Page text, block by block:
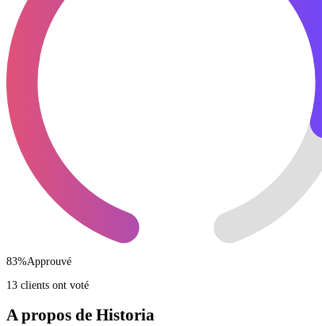
83%Approuvé
13 clients ont voté
A propos de Historia